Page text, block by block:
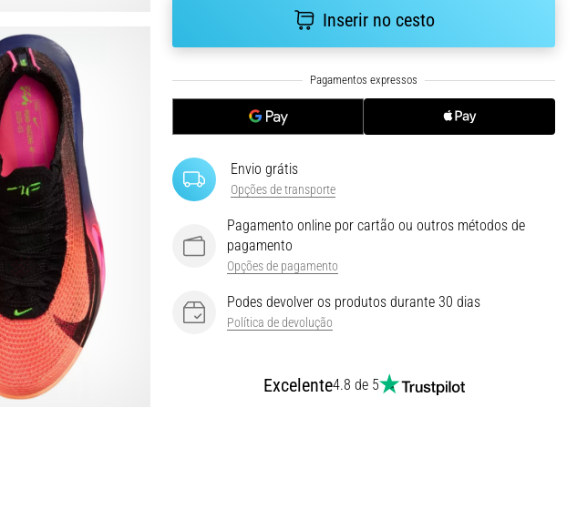
Inserir no cesto
Envio grátis
Opções de transporte
Pagamento online por cartão ou outros métodos de
pagamento
Opções de pagamento
Podes devolver os produtos durante 30 dias
Política de devolução
Excelente4.8 de 5